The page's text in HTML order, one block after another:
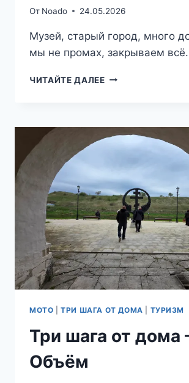
От Noado 24.05.2026
Музей, старый город, много
мы не промах, закрываем всё.
ЧИТАЙТЕ ДАЛЕЕТРИ
—
СУЗДАЛЬСКИЙ
МОТО |ТРИ ШАГА ОТ ДОМА ТУРИЗМ
Три шага от
Объём